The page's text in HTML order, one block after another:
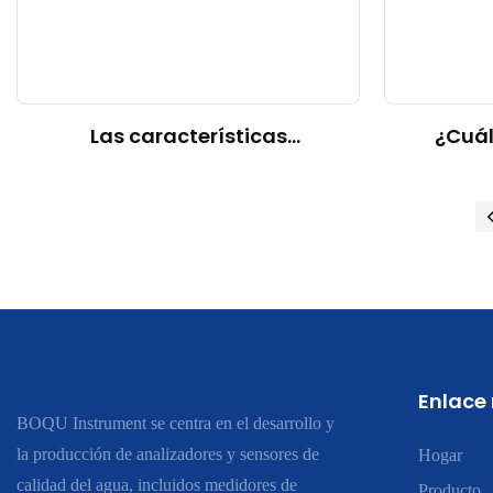
Las características
de
BOQU Instrument se centra en el desarrollo y
la producción de analizadores y sensores de
calidad del agua, incluidos medidores de
Hogar